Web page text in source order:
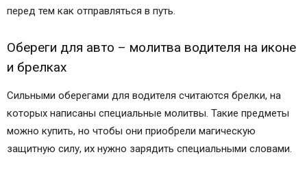
перед тем как отправляться в путь.
Обереги для авто – молитва водителя на иконе
и брелках
Сильными оберегами для водителя считаются брелки, на
которых написаны специальные молитвы. Такие предметы
можно купить, но чтобы они приобрели магическую
защитную силу, их нужно зарядить специальными словами.